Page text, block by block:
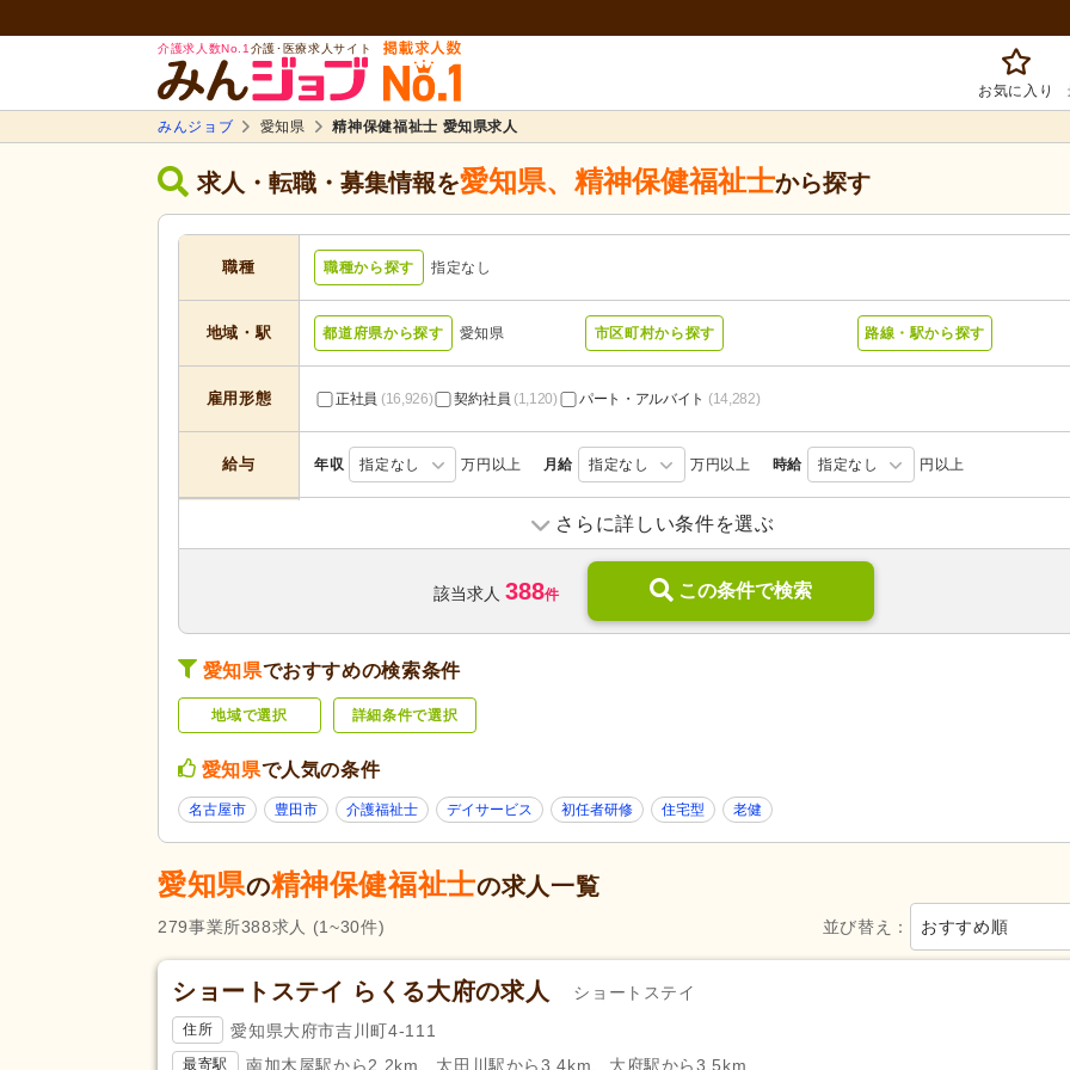
介護求人数No.1 介護･医療求人サイト
お気に入り
みんジョブ 愛知県 精神保健福祉士 愛知県求人
求人・転職・募集情報を愛知県、 精神保健福祉士から探す
職種 職種から探す 指定なし
地域・駅 都道府県から探す 愛知県 市区町村から探す 路線・駅から探す
雇用形態 正社員 (16,926) 契約社員 (1,120) パート・アルバイト (14,282)
給与 年収 指定なし 万円以上 月給 指定なし 万円以上 時給 指定なし 円以上
サービスの種
訪問介護 (1,661)
訪問看護(2,657) 訪問リハビリ(290) 定期巡回・随時対応型(31)
(4,461) デイケア(708)
住宅型有料老人ホーム(2,675)
サービス付き高齢者向け住宅
グループホーム (963)
看護小規模多機能型居宅介護
診療所・クリニック(5,272) 障がい者支援(1,170)
応募条件・こ
だわり
未経験可(18,751)
年齢不問
子育てママパパ活躍(28,915)
40代活躍 (28,969)
さらに詳しい条件を選ぶ
該当求人 388件 この条件で検索
愛知県でおすすめの検索条件
地域で選択 詳細条件で選択
愛知県で人気の条件
名古屋市 豊田市 介護福祉士 デイサービス 初任者研修 住宅型 老健
愛知県の精神保健福祉士の求人一覧
並び替え： おすすめ順
279事業所388求人 (1~30件)
ショートステイ らくる大府の求人 ショートステイ
住所 愛知県大府市吉川町4-111
最寄駅 南加木屋駅から2.2km、太田川駅から3.4km、大府駅から3.5km